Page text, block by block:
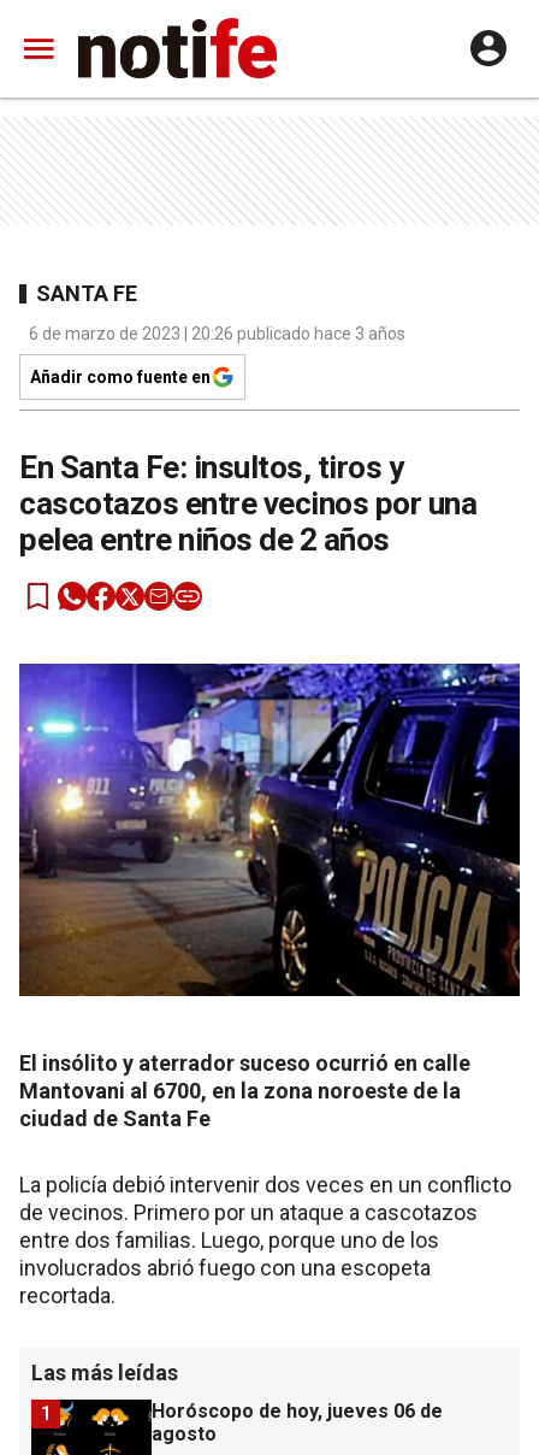
SANTA FE
6 de marzo de 2023 | 20:26 publicado hace 3 años
Añadir como fuente en
En Santa Fe: insultos, tiros y
cascotazos entre vecinos por una
pelea entre niños de 2 años
El insólito y aterrador suceso ocurrió en calle
Mantovani al 6700, en la zona noroeste de la
ciudad de Santa Fe
La policía debió intervenir dos veces en un conflicto
de vecinos. Primero por un ataque a cascotazos
entre dos familias. Luego, porque uno de los
involucrados abrió fuego con una escopeta
recortada.
Las más leídas
Horóscopo de hoy, jueves 06 de
agosto
1